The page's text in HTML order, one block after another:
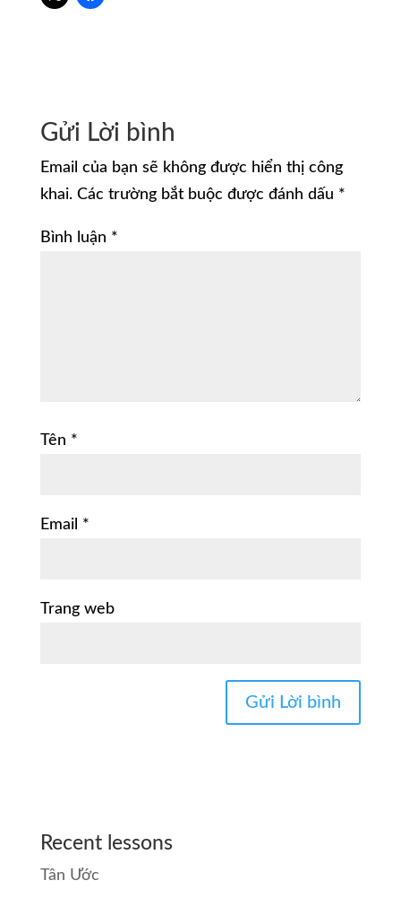
Gửi Lời bình
Email của bạn sẽ không được hiển thị công
khai. Các trường bắt buộc được đánh dấu *
Bình luận *
Tên *
Email *
Trang web
Recent lessons
Tân Ước